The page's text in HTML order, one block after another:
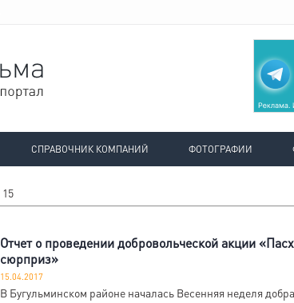
СПРАВОЧНИК КОМПАНИЙ ФОТОГРАФИИ
15
Отчет о проведении добровольческой акции
сюрприз»
15.04.2017
В Бугульминском районе началась Весенняя неделя